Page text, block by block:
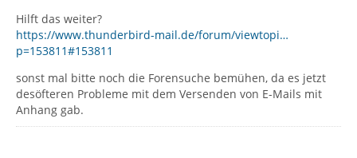
Hilft das weiter?
https://www.thunderbird-mail.de/forum/viewtopi…
p=153811#153811
sonst mal bitte noch die Forensuche bemühen, da es jetzt
desöfteren Probleme mit dem Versenden von E-Mails mit
Anhang gab.